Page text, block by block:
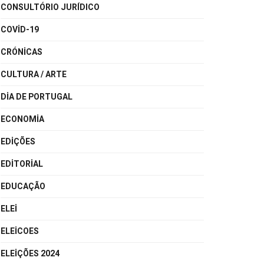
CONSULTÓRIO JURÍDICO
COVID-19
CRÓNICAS
CULTURA / ARTE
DIA DE PORTUGAL
ECONOMIA
EDIÇÕES
EDITORIAL
EDUCAÇÃO
ELEI
ELEICOES
ELEIÇÕES 2024